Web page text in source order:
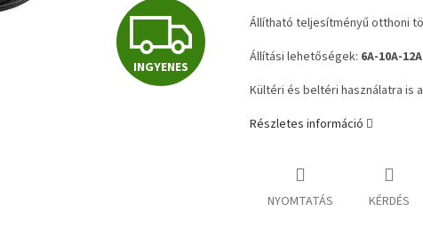
I
N
INGYENES
Állítható teljesítményű otthoni
Állítási lehetőségek: 6A-10A-
Kültéri és beltéri használatra is
Részletes információ
NYOMTATÁS KÉRDÉS